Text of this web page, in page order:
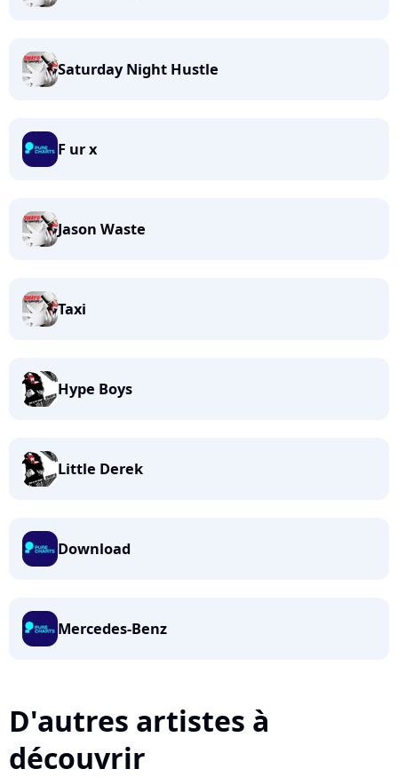
Saturday Night Hustle
F ur x
Jason Waste
Taxi
Hype Boys
Little Derek
Download
Mercedes-Benz
D'autres artistes à
découvrir